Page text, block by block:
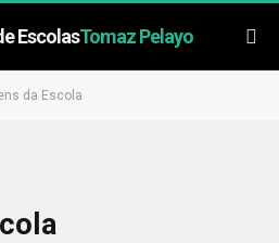
EscolasTomaz Pelayo
da Escola